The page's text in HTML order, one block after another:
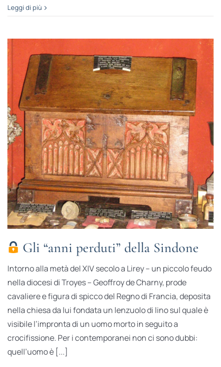
Leggi di più
Gli “anni perduti” della Sindone
Intorno alla metà del XIV secolo a Lirey – un piccolo feudo
nella diocesi di Troyes – Geoffroy de Charny, prode
cavaliere e figura di spicco del Regno di Francia, deposita
nella chiesa da lui fondata un lenzuolo di lino sul quale è
visibile l’impronta di un uomo morto in seguito a
crocifissione. Per i contemporanei non ci sono dubbi:
quell’uomo è [...]